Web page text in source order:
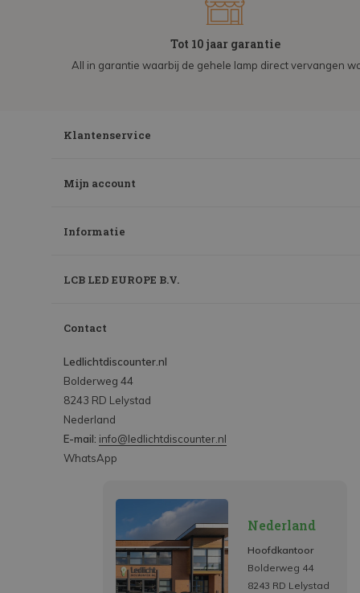
Tot 10 jaar garantie
All in garantie waarbij de gehele lamp direct vervangen
Klantenservice
Mijn account
Informatie
LCB LED EUROPE B.V.
Contact
Ledlichtdiscounter.nl
Bolderweg 44
8243 RD Lelystad
Nederland
E-mail: info@ledlichtdiscounter.nl
WhatsApp
Nederland
Hoofdkantoor
Bolderweg 44
8243 RD Lelystad